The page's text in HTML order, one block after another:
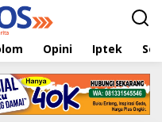
Opini Iptek